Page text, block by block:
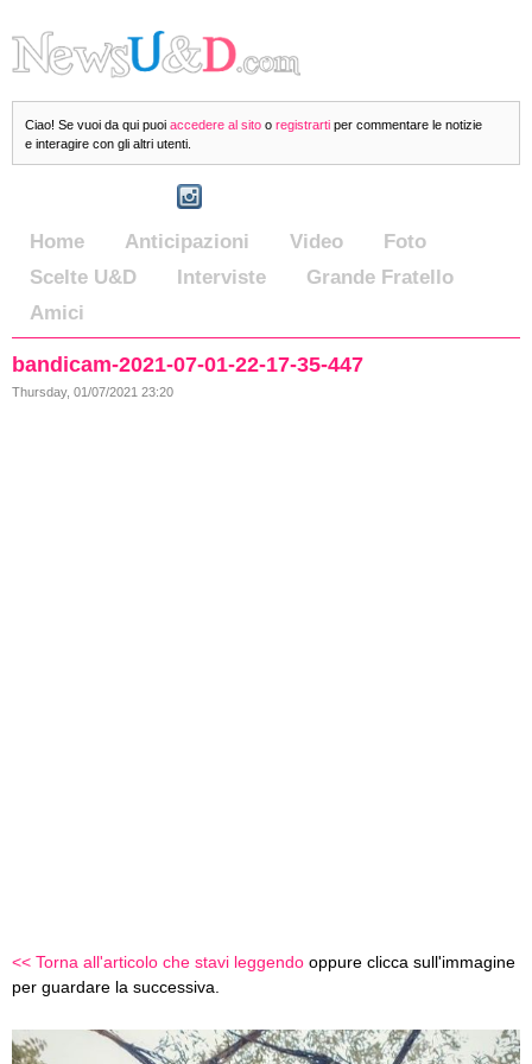
Ciao! Se vuoi da qui puoi accedere al sito o registrarti per commentare le notizie
e interagire con gli altri utenti.
Home Anticipazioni Video
Foto
Scelte U&D
Interviste
Grande Fratello
Amici
bandicam-2021-07-01-22-17-35-447
Thursday, 01/07/2021 23:20
<< Torna all'articolo che stavi leggendo oppure clicca sull'immagine
per guardare la successiva.